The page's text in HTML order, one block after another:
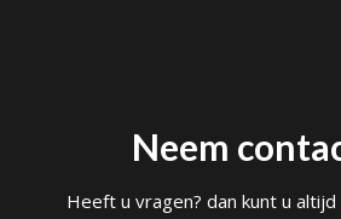
Neem
Heeft u vragen? dan kunt u